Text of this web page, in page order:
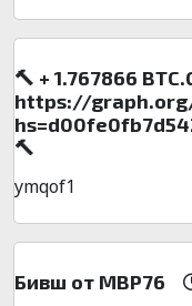
🔨 + 1.767866
https://
🔨
ymqof1
Бивш от МВР76